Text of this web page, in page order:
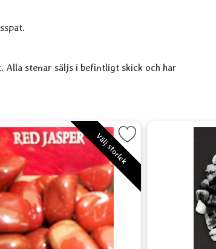
stenar säljs i befintligt skick och har
favorit Välj storlek
Markera Jaspis Röd - Red Jasper som favorit